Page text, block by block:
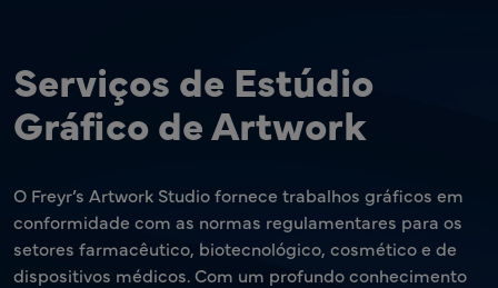
Serviços de Estúdio
Gráfico de Artwork
O Freyr’s Artwork Studio fornece trabalhos gráficos em
conformidade com as normas regulamentares para os
setores farmacêutico, biotecnológico, cosmético e de
dispositivos médicos. Com um profundo conhecimento